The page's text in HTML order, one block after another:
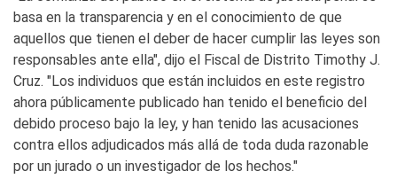
basa en la transparencia y en el conocimiento de que
aquellos que tienen el deber de hacer cumplir las leyes son
responsables ante ella", dijo el Fiscal de Distrito Timothy J.
Cruz. "Los individuos que están incluidos en este registro
ahora públicamente publicado han tenido el beneficio del
debido proceso bajo la ley, y han tenido las acusaciones
contra ellos adjudicados más allá de toda duda razonable
por un jurado o un investigador de los hechos."